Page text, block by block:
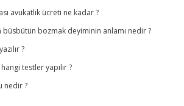
avukatlık ücreti ne kadar ?
bozmak deyiminin anlamı nedir ?
?
testler yapılır ?
nedir ?